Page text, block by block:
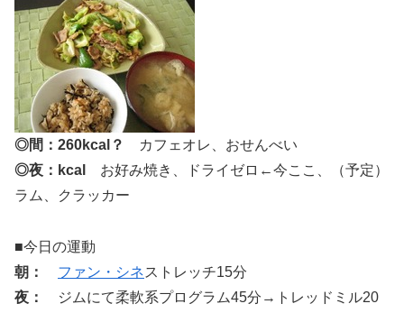
◎間：260kcal？
カフェオレ、おせんべい
◎夜：kcal
お好み焼き、ドライゼロ←今ここ、（予定）
ラム、クラッカー
■今日の運動
朝：
ファン・シネストレッチ15分
夜：
ジムにて柔軟系プログラム45分→トレッドミル20